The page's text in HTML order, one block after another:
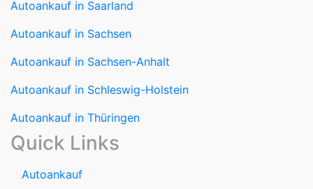
Autoankauf in Thüringen
Quick Links